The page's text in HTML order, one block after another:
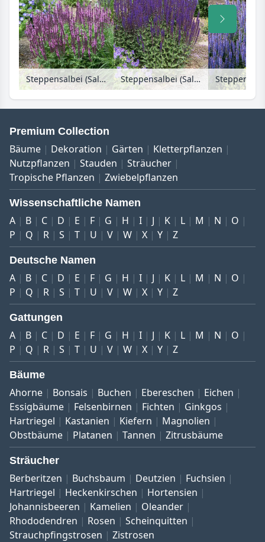
Steppensalbei (Salvia nemorosa 'Rose Queen') Steppensalbei (Salvia nemorosa 'Caradonna')
Premium Collection
Bäume Dekoration Gärten
Kletterpflanzen
Nutzpflanzen
Stauden
Sträucher
Tropische Pflanzen
Zwiebelpflanzen
Wissenschaftliche Namen
A B C D E F G H I J K L M N
O
P
Q R S T U V W X Y Z
Deutsche Namen
A B C D E F G H I J K L M N
O
P
Q R S T U V W X Y Z
Gattungen
A B C D E F G H I J K L M N
O
P
Q R S T U V W X Y Z
Bäume
Ahorne Bonsais Buchen Ebereschen
Eichen
Essigbäume
Felsenbirnen Fichten
Ginkgos
Hartriegel
Kastanien Kiefern
Magnolien
Obstbäume
Platanen Tannen Zitrusbäume
Sträucher
Berberitzen Buchsbaum Deutzien
Fuchsien
Hartriegel
Heckenkirschen
Hortensien
Johannisbeeren
Kamelien
Oleander
Rhododendren
Rosen
Scheinquitten
Strauchpfingstrosen
Zistrosen